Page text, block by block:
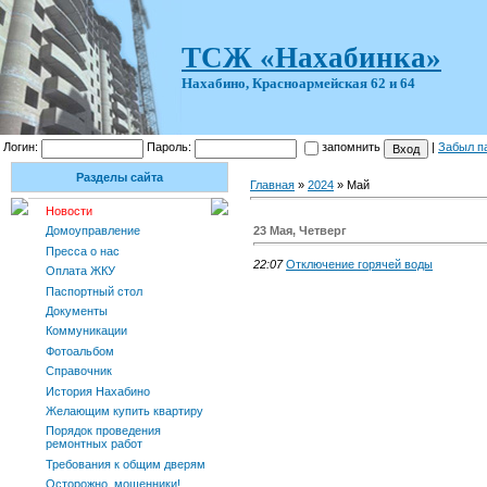
ТСЖ «Нахабинка»
Нахабино, Красноармейская 62 и 64
Логин: Пароль: запомнить Забыл
Разделы сайта
Новости
Домоуправление
Пресса о нас
Оплата ЖКУ
Паспортный стол
Документы
Коммуникации
Фотоальбом
Справочник
История Нахабино
Желающим купить квартиру
Порядок проведения
ремонтных работ
Требования к общим дверям
Осторожно, мошенники!
Главная » 2024 » Май
23 Мая, Четверг
22:07 Отключение горячей воды